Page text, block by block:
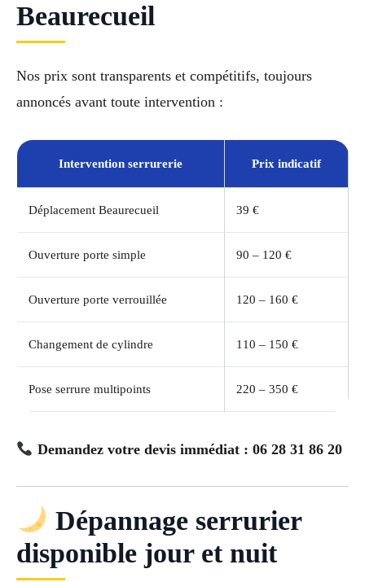
Beaurecueil
Nos prix sont transparents et compétitifs, toujours
annoncés avant toute intervention :
Intervention serrurerie Prix indicatif
Déplacement Beaurecueil 39 €
Ouverture porte simple 90 – 120 €
Ouverture porte verrouillée 120 – 160 €
Changement de cylindre 110 – 150 €
Pose serrure multipoints 220 – 350 €
Demandez votre devis immédiat : 06 28 31 86 20
Dépannage serrurier
disponible jour et nuit